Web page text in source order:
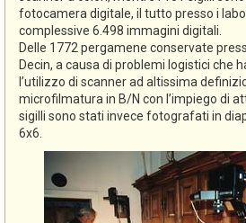
fotocamera digitale, il tutto presso i
complessive 6.498 immagini digitali.
Delle 1772 pergamene conservate
Decin, a causa di problemi logistici che
l’utilizzo di scanner ad altissima
microfilmatura in B/N con l’impiego di
sigilli sono stati invece fotografati in
6x6.